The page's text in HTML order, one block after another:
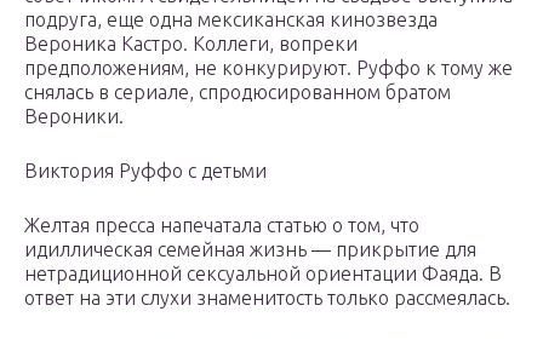
подруга, еще одна мексиканская кинозвезда
Вероника Кастро. Коллеги, вопреки
предположениям, не конкурируют. Руффо к тому же
снялась в сериале, спродюсированном братом
Вероники.
Виктория Руффо с детьми
Желтая пресса напечатала статью о том, что
идиллическая семейная жизнь — прикрытие для
нетрадиционной сексуальной ориентации Фаяда. В
ответ на эти слухи знаменитость только рассмеялась.